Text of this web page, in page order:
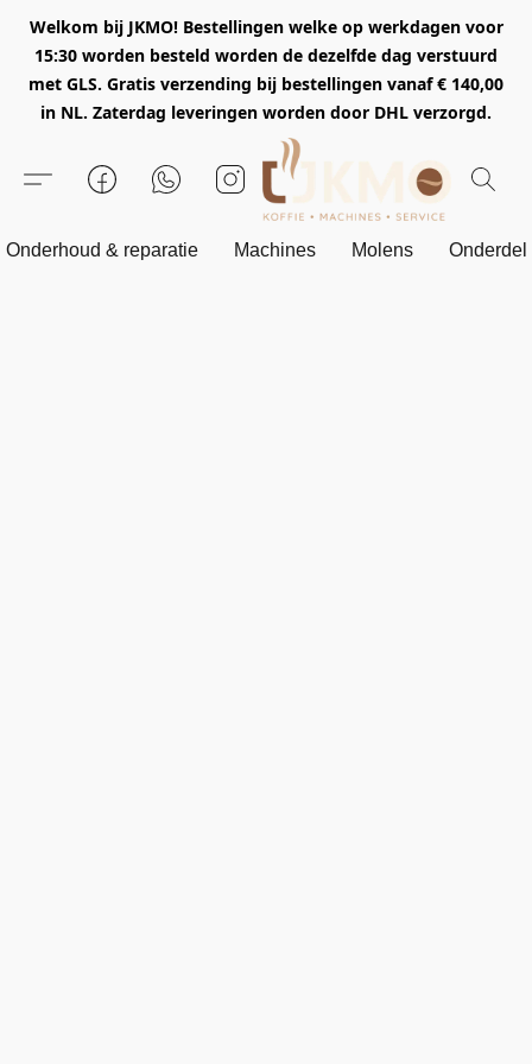
Welkom bij JKMO! Bestellingen welke op werkdagen voor
15:30 worden besteld worden de dezelfde dag verstuurd
met GLS. Gratis verzending bij bestellingen vanaf € 140,00
in NL. Zaterdag leveringen worden door DHL verzorgd.
Onderhoud & reparatie Machines Molens